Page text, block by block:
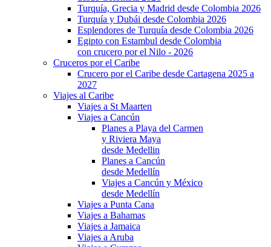
Turquía, Grecia y Madrid desde Colombia 2026
Turquía y Dubái desde Colombia 2026
Esplendores de Turquía desde Colombia 2026
Egipto con Estambul desde Colombia
con crucero por el Nilo - 2026
Cruceros por el Caribe
Crucero por el Caribe desde Cartagena 2025 a
2027
Viajes al Caribe
Viajes a St Maarten
Viajes a Cancún
Planes a Playa del Carmen
y Riviera Maya
desde Medellin
Planes a Cancún
desde Medellín
Viajes a Cancún y México
desde Medellín
Viajes a Punta Cana
Viajes a Bahamas
Viajes a Jamaica
Viajes a Aruba